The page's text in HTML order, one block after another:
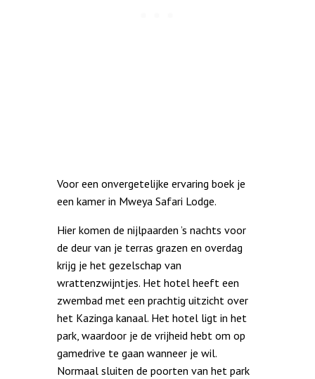
Voor een onvergetelijke ervaring boek je
een kamer in Mweya Safari Lodge.
Hier komen de nijlpaarden ’s nachts voor
de deur van je terras grazen en overdag
krijg je het gezelschap van
wrattenzwijntjes. Het hotel heeft een
zwembad met een prachtig uitzicht over
het Kazinga kanaal. Het hotel ligt in het
park, waardoor je de vrijheid hebt om op
gamedrive te gaan wanneer je wil.
Normaal sluiten de poorten van het park